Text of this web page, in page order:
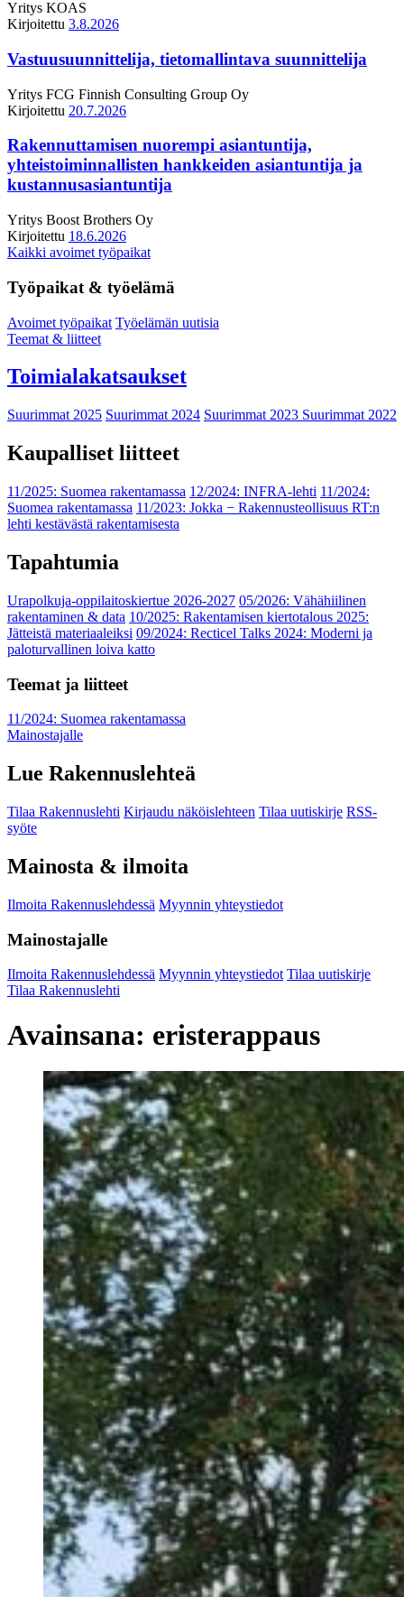
Yritys KOAS
Kirjoitettu 3.8.2026
Vastuusuunnittelija, tietomallintava suunnittelija
Yritys FCG Finnish Consulting Group Oy
Kirjoitettu 20.7.2026
Rakennuttamisen nuorempi asiantuntija,
yhteistoiminnallisten hankkeiden asiantuntija ja
kustannusasiantuntija
Yritys Boost Brothers Oy
Kirjoitettu 18.6.2026
Kaikki avoimet työpaikat
Työpaikat & työelämä
Avoimet työpaikat Työelämän uutisia
Teemat & liitteet
Toimialakatsaukset
Suurimmat 2025 Suurimmat 2024 Suurimmat 2023 Suurimmat 2022
Kaupalliset liitteet
11/2025: Suomea rakentamassa 12/2024: INFRA-lehti 11/2024:
Suomea rakentamassa 11/2023: Jokka − Rakennusteollisuus RT:n
lehti kestävästä rakentamisesta
Tapahtumia
Urapolkuja-oppilaitoskiertue 2026-2027 05/2026: Vähähiilinen
rakentaminen & data 10/2025: Rakentamisen kiertotalous 2025:
Jätteistä materiaaleiksi 09/2024: Recticel Talks 2024: Moderni ja
paloturvallinen loiva katto
Teemat ja liitteet
11/2024: Suomea rakentamassa
Mainostajalle
Lue Rakennuslehteä
Tilaa Rakennuslehti Kirjaudu näköislehteen Tilaa uutiskirje RSS-
syöte
Mainosta & ilmoita
Ilmoita Rakennuslehdessä Myynnin yhteystiedot
Mainostajalle
Ilmoita Rakennuslehdessä Myynnin yhteystiedot Tilaa uutiskirje
Tilaa Rakennuslehti
Avainsana: eristerappaus